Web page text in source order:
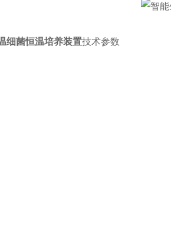
细菌恒温培养装置技术参数